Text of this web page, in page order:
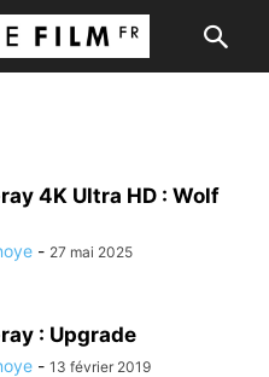
4K Ultra HD : Wolf
- 27 mai 2025
: Upgrade
- 13 février 2019